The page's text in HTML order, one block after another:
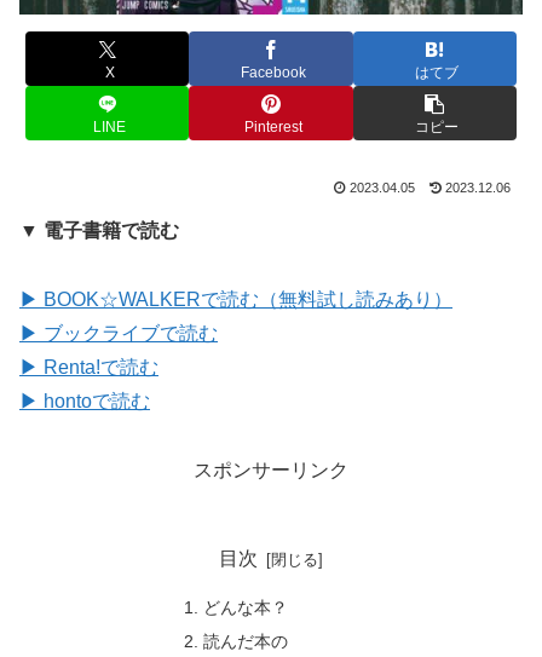
X Facebook はてブ
LINE Pinterest コピー
2023.04.05 2023.12.06
▼ 電子書籍で読む
▶ BOOK☆WALKERで読む（無料試し読みあり）
▶ ブックライブで読む
▶ Renta!で読む
▶ hontoで読む
スポンサーリンク
目次
どんな本？
読んだ本の